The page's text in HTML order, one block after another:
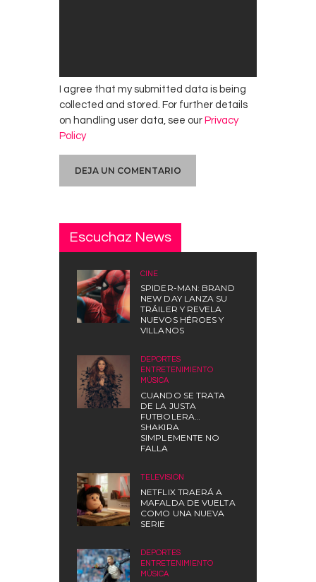
I agree that my submitted data is being
collected and stored. For further details
on handling user data, see our Privacy
Policy
Escuchaz News
CINE
SPIDER-MAN: BRAND
NEW DAY LANZA SU
TRÁILER Y REVELA
NUEVOS HÉROES Y
VILLANOS
DEPORTES
ENTRETENIMIENTO
MÚSICA
CUANDO SE TRATA
DE LA JUSTA
FUTBOLERA…
SHAKIRA
SIMPLEMENTE NO
FALLA
TELEVISIÓN
NETFLIX TRAERÁ A
MAFALDA DE VUELTA
COMO UNA NUEVA
SERIE
DEPORTES
ENTRETENIMIENTO
MÚSICA